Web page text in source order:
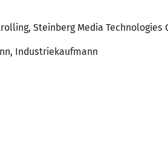
Steinberg Media Technologies
Industriekaufmann